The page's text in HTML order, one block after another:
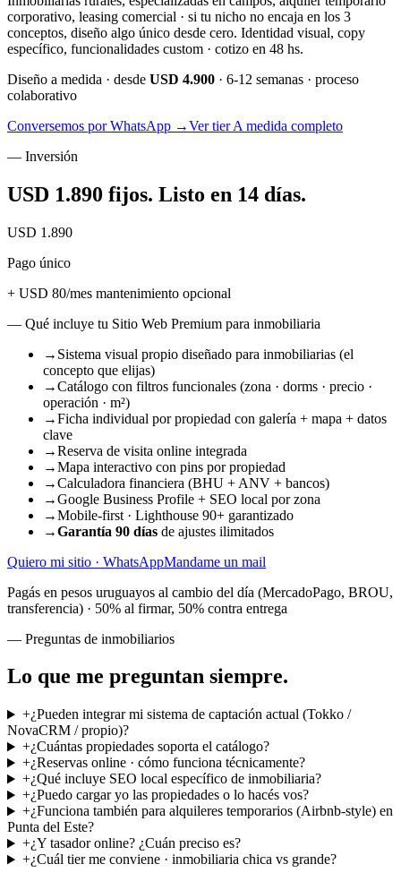
corporativo, leasing comercial · si tu nicho no encaja en los 3
conceptos, diseño algo único desde cero. Identidad visual, copy
específico, funcionalidades custom · cotizo en 48 hs.
Diseño a medida · desde USD 4.900 · 6-12 semanas · proceso
colaborativo
Conversemos por WhatsApp →Ver tier A medida completo
— Inversión
USD 1.890 fijos. Listo en 14 días.
USD 1.890
Pago único
+ USD 80/mes mantenimiento opcional
— Qué incluye tu Sitio Web Premium para inmobiliaria
→ Sistema visual propio diseñado para inmobiliarias (el
concepto que elijas)
→Catálogo con filtros funcionales (zona · dorms · precio ·
operación · m²)
→Ficha individual por propiedad con galería + mapa + datos
clave
→Reserva de visita online integrada
→Mapa interactivo con pins por propiedad
→Calculadora financiera (BHU + ANV + bancos)
→Google Business Profile + SEO local por zona
→Mobile-first · Lighthouse 90+ garantizado
→Garantía 90 días de ajustes ilimitados
Quiero mi sitio · WhatsAppMandame un mail
Pagás en pesos uruguayos al cambio del día (MercadoPago, BROU,
transferencia) · 50% al firmar, 50% contra entrega
— Preguntas de inmobiliarios
Lo que me preguntan siempre.
+¿Pueden integrar mi sistema de captación actual (Tokko /
NovaCRM / propio)?
+¿Cuántas propiedades soporta el catálogo?
+¿Reservas online · cómo funciona técnicamente?
+¿Qué incluye SEO local específico de inmobiliaria?
+¿Puedo cargar yo las propiedades o lo hacés vos?
+¿Funciona también para alquileres temporarios (Airbnb-style) en
Punta del Este?
+¿Y tasador online? ¿Cuán preciso es?
+¿Cuál tier me conviene · inmobiliaria chica vs grande?